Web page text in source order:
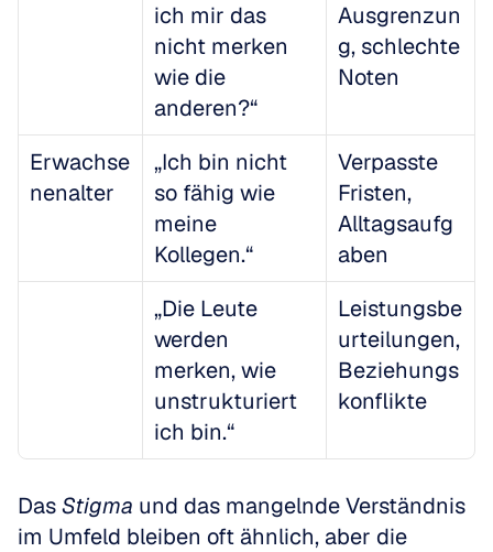
ich mir das
nicht merken
wie die
anderen?“
Ausgrenzun
g, schlechte
Noten
Erwachse
nenalter
„Ich bin nicht
so fähig wie
meine
Kollegen.“
Verpasste
Fristen,
Alltagsaufg
aben
„Die Leute
werden
merken, wie
unstrukturiert
ich bin.“
Leistungsbe
urteilungen,
Beziehungs
konflikte
Das Stigma und das mangelnde Verständnis
im Umfeld bleiben oft ähnlich, aber die